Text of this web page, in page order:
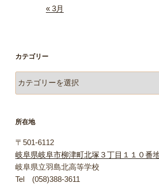
« 3月
カテゴリー
テ
ー
所在地
〒501-6112
岐阜県岐阜市柳津町北塚３丁目１１０番
岐阜県立羽島北高等学校
Tel (058)388-3611